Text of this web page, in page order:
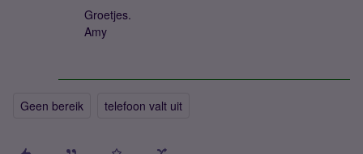
Groetjes.
Amy
Geen bereik telefoon valt uit